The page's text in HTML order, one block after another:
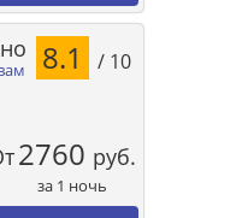
8.1 / 10
2760 руб.
за 1 ночь